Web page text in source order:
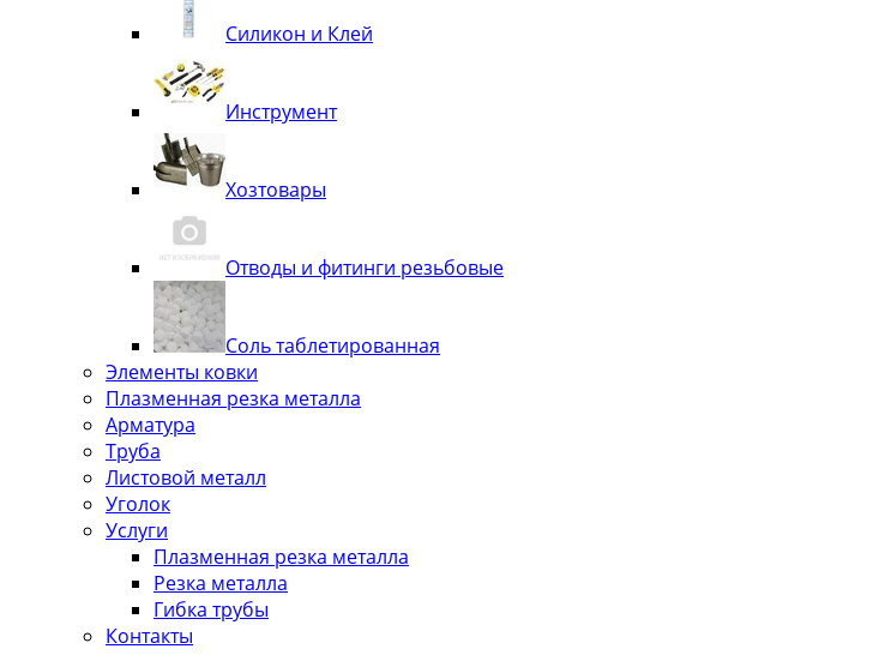
Силикон и Клей
Инструмент
Хозтовары
Отводы и фитинги резьбовые
Соль таблетированная
Элементы ковки
Плазменная резка металла
Арматура
Труба
Листовой металл
Уголок
Услуги
Плазменная резка металла
Резка металла
Гибка трубы
Контакты